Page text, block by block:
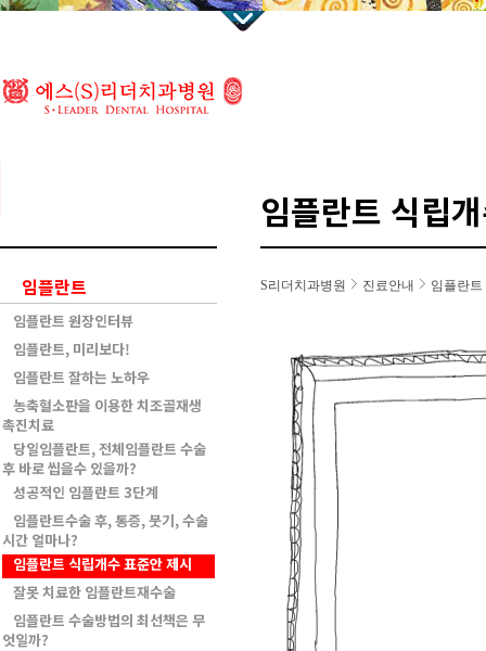
임플란트
임플란트 원장인터뷰
임플란트, 미리보다!
임플란트 잘하는 노하우
농축혈소판을 이용한 치조골재생
촉진치료
당일임플란트, 전체임플란트 수술
후 바로 씹을수 있을까?
성공적인 임플란트 3단계
임플란트수술 후, 통증, 붓기, 수술
시간 얼마나?
임플란트 식립개수 표준안 제시
잘못 치료한 임플란트재수술
임플란트 수술방법의 최선책은 무
엇일까?
임플란트 식립
S리더치과병원 진료안내 임플란트